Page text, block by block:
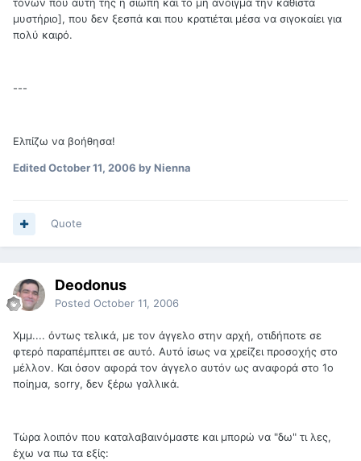
τόνων που αυτή της η σιωπή και το μη άνοιγμα την καθιστά
μυστήριο], που δεν ξεσπά και που κρατιέται μέσα να σιγοκαίει για
πολύ καιρό.
---
Ελπίζω να βοήθησα!
EditedOctober 11, 2006 by Nienna
Quote
Deodonus
Posted October 11, 2006
Χμμ.... όντως τελικά, με τον άγγελο στην αρχή, οτιδήποτε σε
φτερό παραπέμπτει σε αυτό. Αυτό ίσως να χρείζει προσοχής στο
μέλλον. Και όσον αφορά τον άγγελο αυτόν ως αναφορά στο 1ο
ποίημα, sorry, δεν ξέρω γαλλικά.
Τώρα λοιπόν που καταλαβαινόμαστε και μπορώ να "δω" τι λες,
έχω να πω τα εξίς: